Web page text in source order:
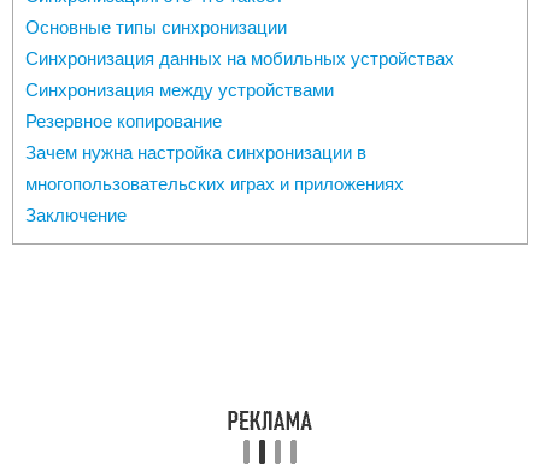
Основные типы синхронизации
Синхронизация данных на мобильных устройствах
Синхронизация между устройствами
Резервное копирование
Зачем нужна настройка синхронизации в
многопользовательских играх и приложениях
Заключение